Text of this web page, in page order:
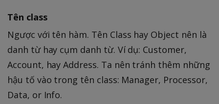
Tên class
Ngược với tên hàm. Tên Class hay Object nên là
danh từ hay cụm danh từ. Ví dụ: Customer,
Account, hay Address. Ta nên tránh thêm những
hậu tố vào trong tên class: Manager, Processor,
Data, or Info.